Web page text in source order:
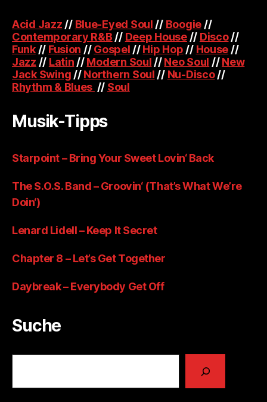
Acid Jazz // Blue-Eyed Soul // Boogie //
Contemporary R&B // Deep House// Disco//
Funk// Fusion //Gospel //Hip Hop // House //
Jazz // Latin //Modern Soul //Neo Soul //New
Jack Swing //Northern Soul // Nu-Disco//
Rhythm & Blues // Soul
Musik-Tipps
Starpoint – Bring Your Sweet Lovin‘ Back
The S.O.S. Band – Groovin‘ (That’s What We’re
Doin‘)
Lenard Lidell – Keep It Secret
Chapter 8 – Let’s Get Together
Daybreak – Everybody Get Off
Suche